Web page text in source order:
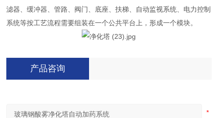
滤器、缓冲器、管路、阀门、底座、扶梯、自动监视系统、电力控制
系统等按工艺流程需要组装在一个公共平台上，形成一个模块。
产品咨询